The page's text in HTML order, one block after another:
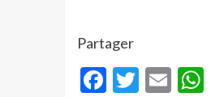
Partager
Facebook
Twitter